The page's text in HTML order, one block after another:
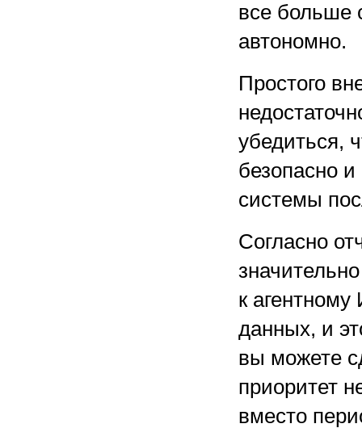
все больше
автономно.
Простого
убедиться,
безопасно
системы
Согласно
к
данных, и
вы можете
приоритет
вместо